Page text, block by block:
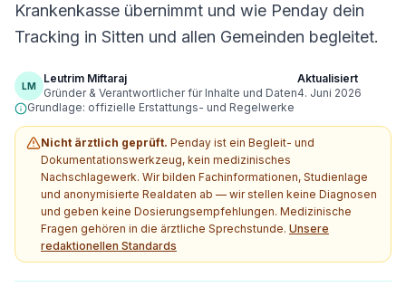
Krankenkasse übernimmt und wie Penday dein
Tracking in Sitten und allen Gemeinden begleitet.
LM
Leutrim Miftaraj
Gründer & Verantwortlicher für Inhalte und Daten
Aktualisiert
4. Juni 2026
Grundlage: offizielle Erstattungs- und Regelwerke
Nicht ärztlich geprüft. Penday ist ein Begleit- und
Dokumentationswerkzeug, kein medizinisches
Nachschlagewerk. Wir bilden Fachinformationen, Studienlage
und anonymisierte Realdaten ab — wir stellen keine Diagnosen
und geben keine Dosierungsempfehlungen. Medizinische
Fragen gehören in die ärztliche Sprechstunde. Unsere
redaktionellen Standards